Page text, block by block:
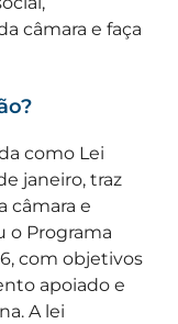
câmara e faça
como Lei
janeiro, traz
câmara e
o Programa
com objetivos
apoiado e
A lei